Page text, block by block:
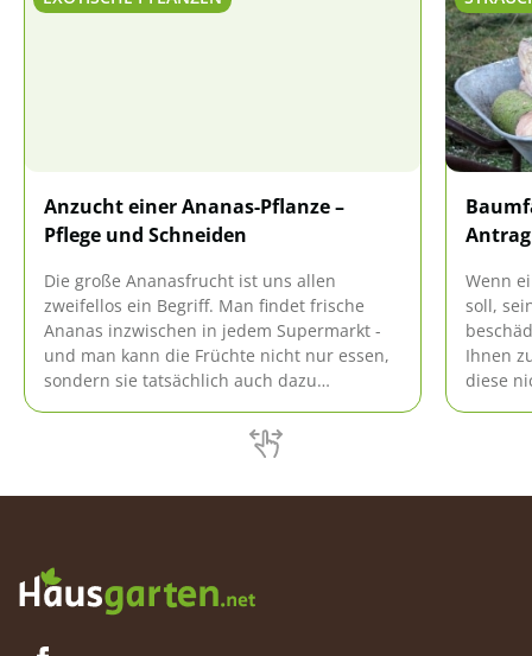
Anzucht einer Ananas-Pflanze –
Pflege und Schneiden
Die große Ananasfrucht ist uns allen
zweifellos ein Begriff. Man findet frische
Ananas inzwischen in jedem Supermarkt -
und man kann die Früchte nicht nur essen,
sondern sie tatsächlich auch dazu
Einzige Voraussetzung: Die Ananas darf
nicht eingefroren worden sein (zum Beispiel
sichergestellt sein, dass sie auch geeignete
Rahmenbedingungen für die Pflanze
Wenn
soll,
Ihnen
diese